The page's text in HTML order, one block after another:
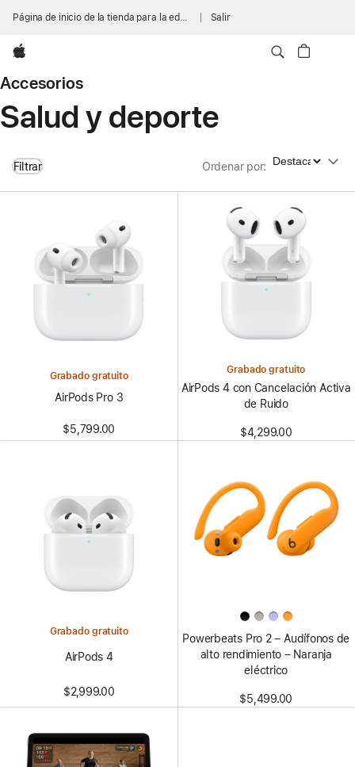
Página de inicio de la tienda para la educación Salir
Apple
Accesorios
Salud y deporte
Filtrar Ordenar por: Ordenar por
Grabado gratuito
AirPods Pro 3
$5,799.00
Grabado gratuito
AirPods 4 con Cancelación Activa
de Ruido
$4,299.00
Grabado gratuito
AirPods 4
$2,999.00
Powerbeats Pro 2 – Audífonos de
alto rendimiento – Naranja
eléctrico
$5,499.00